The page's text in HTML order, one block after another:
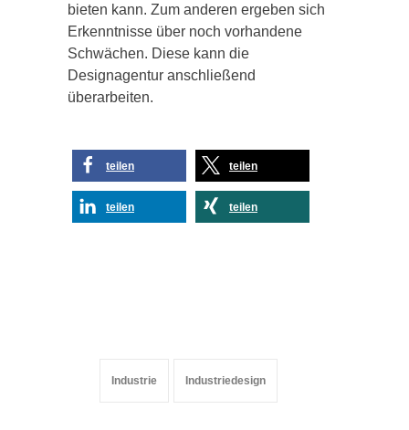
bieten kann. Zum anderen ergeben sich
Erkenntnisse über noch vorhandene
Schwächen. Diese kann die
Designagentur anschließend
überarbeiten.
teilen teilen
teilen teilen
Industrie Industriedesign